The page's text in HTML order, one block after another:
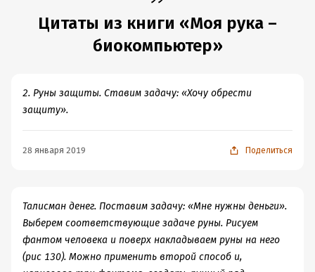
Цитаты из книги «Моя рука –
биокомпьютер»
2. Руны защиты. Ставим задачу: «Хочу обрести
защиту».
28 января 2019 Поделиться
Талисман денег. Поставим задачу: «Мне нужны деньги».
Выберем соответствующие задаче руны. Рисуем
фантом человека и поверх накладываем руны на него
(рис 130). Можно применить второй способ и,